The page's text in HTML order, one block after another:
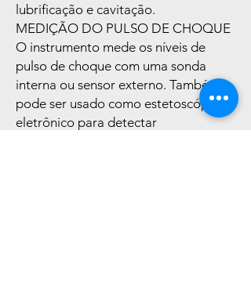
lubrificação e cavitação.
MEDIÇÃO DO PULSO DE CHOQUE
O instrumento mede os níveis de
pulso de choque com uma sonda
interna ou sensor externo. Também
pode ser usado como estetoscópio
eletrônico para detectar